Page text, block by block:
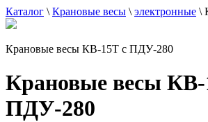
Каталог \ Крановые весы \ электронные \
Крановые весы КВ-15Т с ПДУ-280
Крановые весы КВ-
ПДУ-280